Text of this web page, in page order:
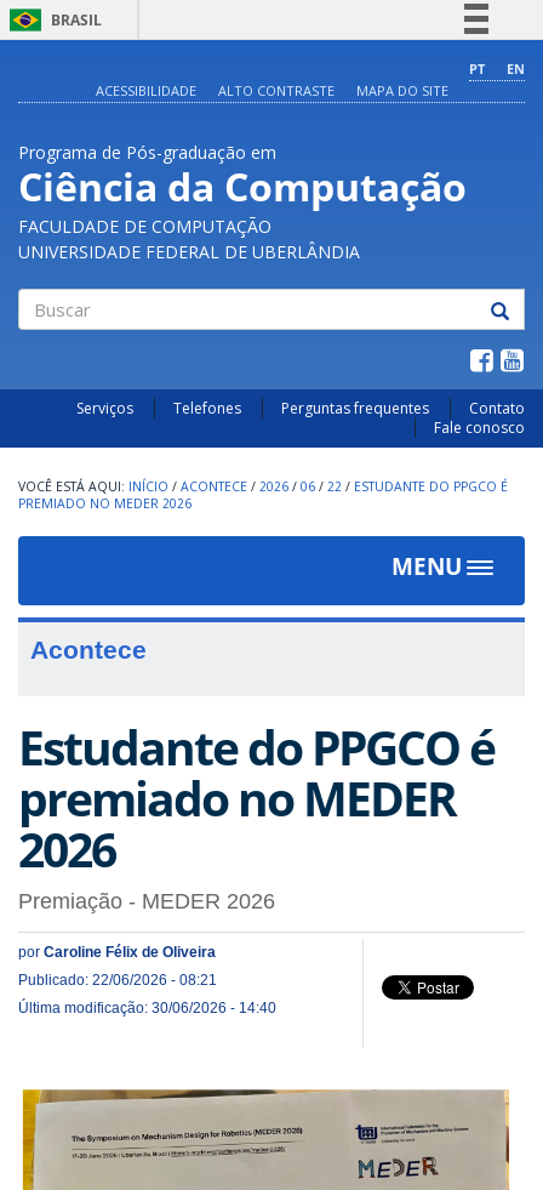
BRASIL
Comunica BR
Acesso à informação
Legislação
PT
EN
ACESSIBILIDADE
ALTO CONTRASTE MAPA DO SITE
Programa de Pós-graduação em
Ciência da Computação
FACULDADE DE COMPUTAÇÃO
UNIVERSIDADE FEDERAL DE UBERLÂNDIA
Serviços Telefones Perguntas frequentes
Contato
Fale conosco
INÍCIO / ACONTECE / 2026 / 06 / 22 / ESTUDANTE DO PPGCO É
PREMIADO NO MEDER 2026
MENU
Toggle
Acontece
Estudante do PPGCO é
premiado no MEDER
2026
Premiação - MEDER 2026
por Caroline Félix de Oliveira
Publicado: 22/06/2026 - 08:21
Última modificação: 30/06/2026 - 14:40